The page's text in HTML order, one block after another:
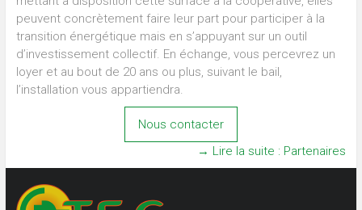
peuvent concrètement faire leur part pour participer à la
transition énergétique mais en s’appuyant sur un outil
d’investissement collectif. En échange, vous percevrez un
loyer et au bout de 20 ans ou plus, suivant le bail,
l’installation vous appartiendra.
Nous contacter
→ Lire la suite : Partenaires